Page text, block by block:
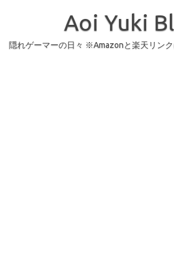
Aoi Yuki
隠れゲーマーの日々 ※Amazonと楽天リン